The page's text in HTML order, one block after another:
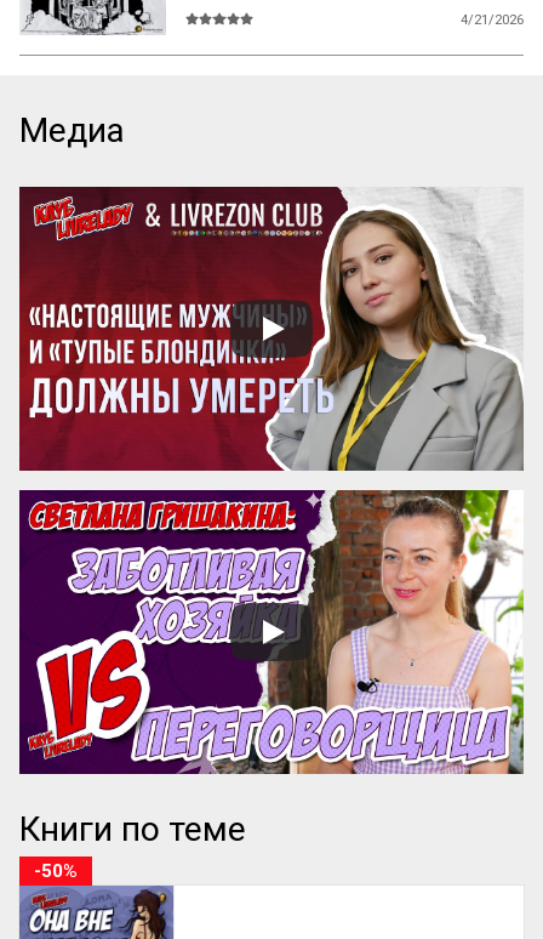
возвышенного и прекрасного
4/21/2026
добродетель бургомистра. Правдивость
и честность просты и благородны, шутка
и угодливая лесть тонки и красивы.
Учтивость украшение добродетели.
Бескорыстное служебное рвение
благородно, утонченность и вежливость
прекрасны. Возвышенные свойства
внушают уважение, прекрасные любовь.
Люди, чувство которых обращено
преимущественно на прекрасное, ищут
себе честных, вер...
Медиа
Книги по теме
-50%